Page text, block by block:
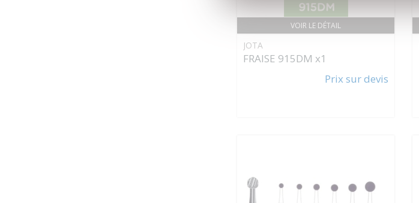
VOIR LE DÉTAIL
JOTA
FRAISE 915DM x1
Prix sur devis